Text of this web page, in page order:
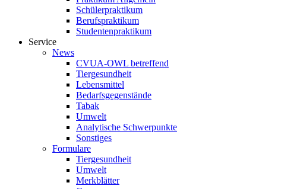
Schülerpraktikum
Berufspraktikum
Studentenpraktikum
Service
News
CVUA-OWL betreffend
Tiergesundheit
Lebensmittel
Bedarfsgegenstände
Tabak
Umwelt
Analytische Schwerpunkte
Sonstiges
Formulare
Tiergesundheit
Umwelt
Merkblätter